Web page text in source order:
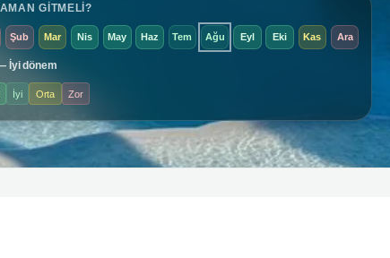
GITMELI?
Şub Mar Nis May Haz Tem Ağu Eyl Eki Kas Ara
İyi dönem
İyi Orta Zor